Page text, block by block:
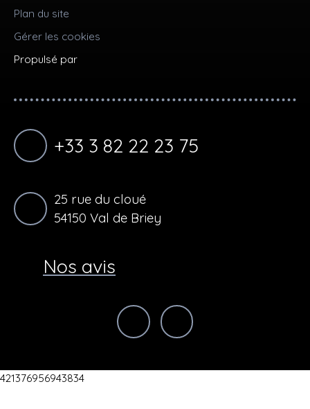
Plan du site
Gérer les cookies
Propulsé par
+33 3 82 22 23 75
25 rue du cloué
54150 Val de Briey
Nos avis
421376956943834